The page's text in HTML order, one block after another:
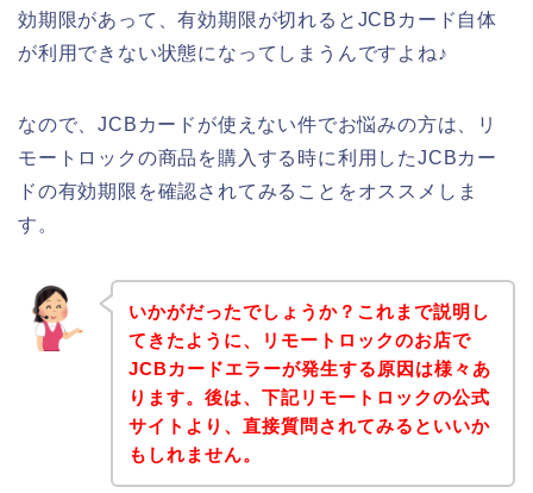
効期限があって、有効期限が切れるとJCBカード自体
が利用できない状態になってしまうんですよね♪
なので、JCBカードが使えない件でお悩みの方は、リ
モートロックの商品を購入する時に利用したJCBカー
ドの有効期限を確認されてみることをオススメしま
す。
いかがだったでしょうか？これまで説明し
てきたように、リモートロックのお店で
JCBカードエラーが発生する原因は様々あ
ります。後は、下記リモートロックの公式
サイトより、直接質問されてみるといいか
もしれません。